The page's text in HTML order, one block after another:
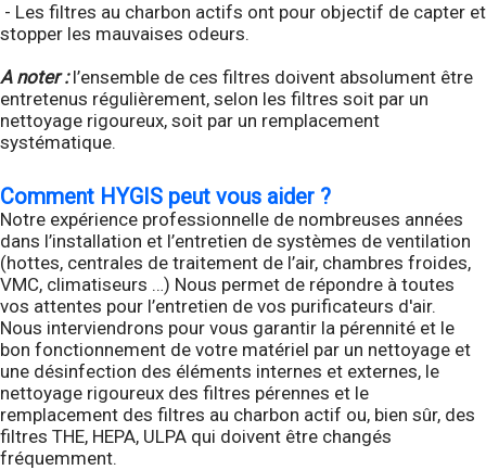
- Les filtres au charbon actifs ont pour objectif de capter et
stopper les mauvaises odeurs.
A noter :l’ensemble de ces filtres doivent absolument être
entretenus régulièrement, selon les filtres soit par un
nettoyage rigoureux, soit par un remplacement
systématique.
Comment HYGIS peut vous aider ?
Notre expérience professionnelle de nombreuses années
dans l’installation et l’entretien de systèmes de ventilation
(hottes, centrales de traitement de l’air, chambres froides,
VMC, climatiseurs …) Nous permet de répondre à toutes
vos attentes pour l’entretien de vos purificateurs d'air.
Nous interviendrons pour vous garantir la pérennité et le
bon fonctionnement de votre matériel par un nettoyage et
une désinfection des éléments internes et externes, le
nettoyage rigoureux des filtres pérennes et le
remplacement des filtres au charbon actif ou, bien sûr, des
filtres THE, HEPA, ULPA qui doivent être changés
fréquemment.